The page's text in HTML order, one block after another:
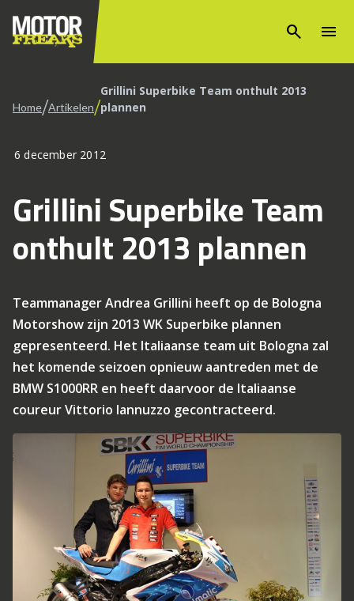
search menu
Home/Artikelen/Grillini Superbike Team onthult 2013
plannen
6 december 2012
Grillini Superbike Team
onthult 2013 plannen
Teammanager Andrea Grillini heeft op de Bologna
Motorshow zijn 2013 WK Superbike plannen
gepresenteerd. Het Italiaanse team uit Bologna zal
het komende seizoen opnieuw aantreden met de
BMW S1000RR en heeft daarvoor de Italiaanse
coureur Vittorio Iannuzzo gecontracteerd.